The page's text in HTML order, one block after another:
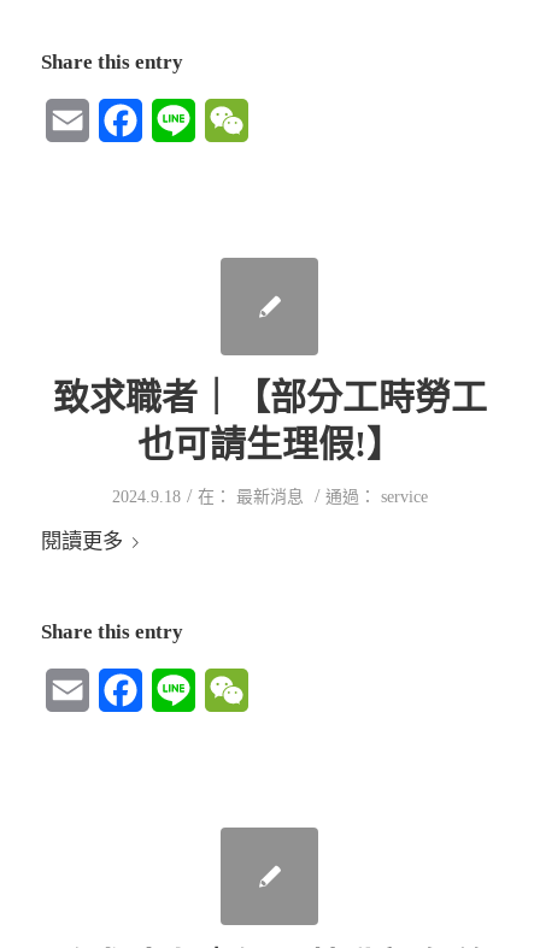
Share this entry
Email FacebookLine
致求職者｜【部分工時勞工
也可請生理假!】
2024.9.18 / 在： 最新消息 / 通過： service
閱讀更多
Share this entry
Email FacebookLine